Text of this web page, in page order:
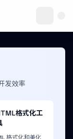
发效率
格式化工